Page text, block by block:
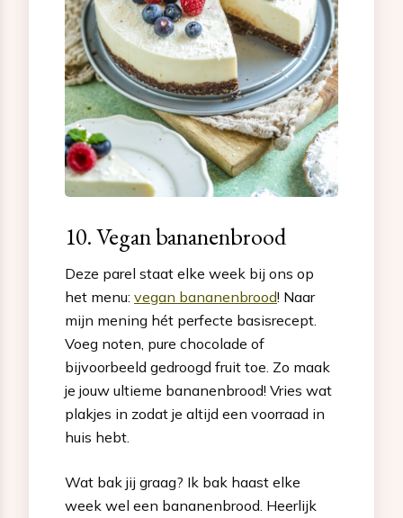
10. Vegan bananenbrood
Deze parel staat elke week bij ons op
het menu: vegan bananenbrood! Naar
mijn mening hét perfecte basisrecept.
Voeg noten, pure chocolade of
bijvoorbeeld gedroogd fruit toe. Zo maak
je jouw ultieme bananenbrood! Vries wat
plakjes in zodat je altijd een voorraad in
huis hebt.
Wat bak jij graag? Ik bak haast elke
week wel een bananenbrood. Heerlijk